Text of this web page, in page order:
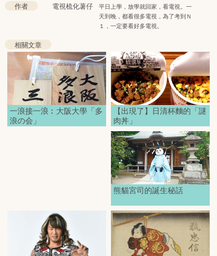
作者 電視梳化薯仔
平日上學，放學就回家，看電視。一
天到晚，都看很多電視，為了考到Ｎ
１，一定要看好多電視。
相關文章
一浪接一浪︰大阪大學「多
浪の会」
【出現了】日清杯麵的「謎
肉丼」
熊貓宮司的誕生秘話